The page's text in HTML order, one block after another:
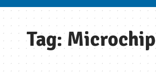
Tag:Microchip